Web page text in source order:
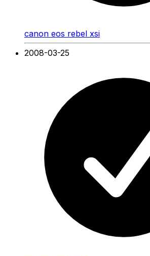
canon eos rebel xsi
2008-03-25